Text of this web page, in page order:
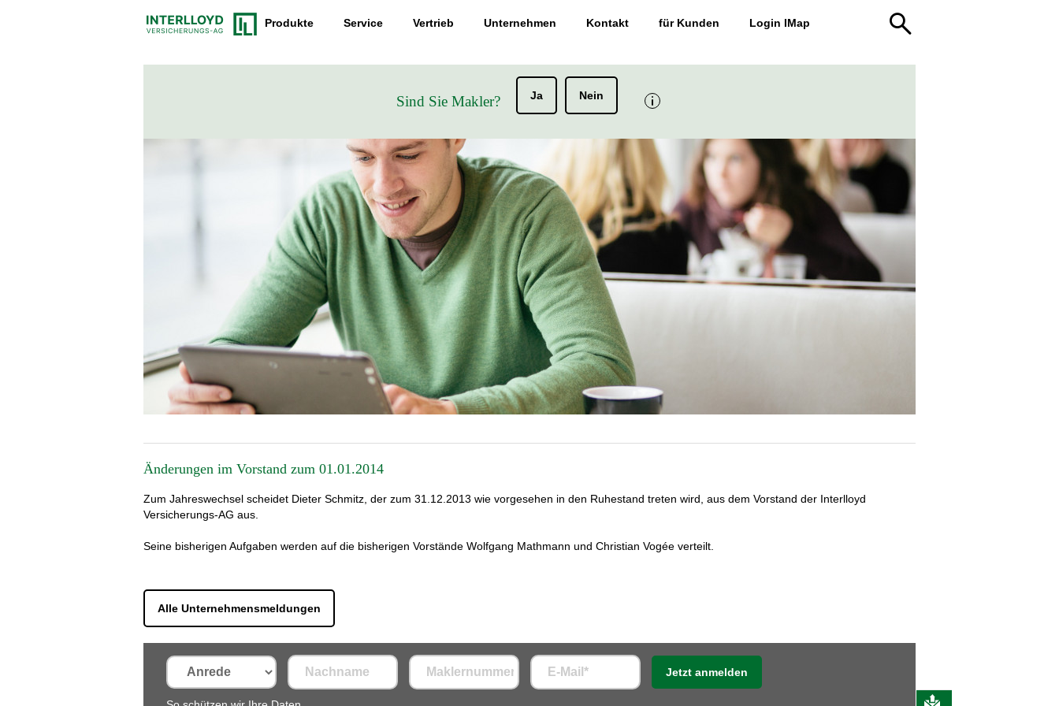
Produkte Service Vertrieb Unternehmen Kontakt für Kunden Login IMap
Sind Sie Makler? Ja Nein
Änderungen im Vorstand zum 01.01.2014
Zum Jahreswechsel scheidet Dieter Schmitz, der zum 31.12.2013 wie vorgesehen in den Ruhestand treten wird, aus dem Vorstand der Interlloyd
Versicherungs-AG aus.
Seine bisherigen Aufgaben werden auf die bisherigen Vorstände Wolfgang Mathmann und Christian Vogée verteilt.
Alle Unternehmensmeldungen
Jetzt anmelden